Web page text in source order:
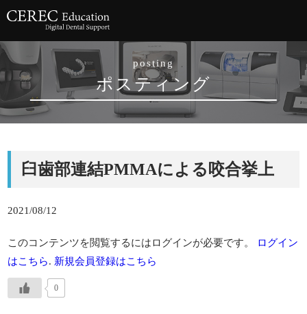
posting
ポスティング
臼歯部連結PMMAによる咬合挙上
2021/08/12
このコンテンツを閲覧するにはログインが必要です。
ログイン
はこちら. 新規会員登録はこちら
0